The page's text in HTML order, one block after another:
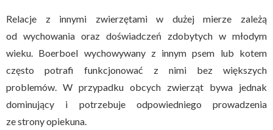
Relacje z innymi zwierzętami w dużej mierze zależą
od wychowania oraz doświadczeń zdobytych w młodym
wieku. Boerboel wychowywany z innym psem lub kotem
często potrafi funkcjonować z nimi bez większych
problemów. W przypadku obcych zwierząt bywa jednak
dominujący i potrzebuje odpowiedniego prowadzenia
ze strony opiekuna.